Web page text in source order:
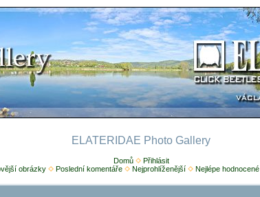
ELATERIDAE Photo Gallery
Domů
Přihlásit
obrázky Poslední komentáře Nejprohlíženější Nejlépe hodnocené